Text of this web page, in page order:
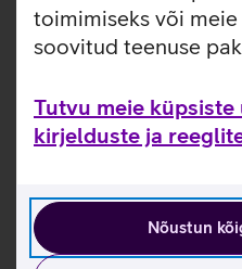
toimimiseks või
soovitud teenuse
Tutvu meie küpsiste
kirjelduste ja
Nõustun
Tutvun teiste